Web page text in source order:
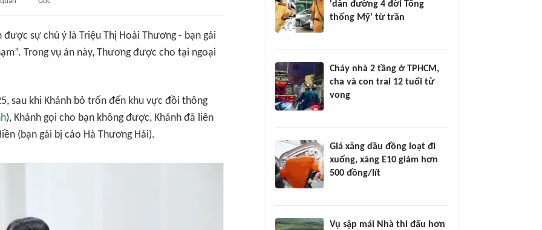
sự chú ý là Triệu Thị Hoài Thương - bạn gái
Trong vụ án này, Thương được cho tại ngoại
sau khi Khánh bỏ trốn đến khu vực đồi thông
), Khánh gọi cho bạn không được, Khánh đã liên
(bạn gái bị cáo Hà Thương Hải).
'dẫn đường 4 đời Tổng
thống Mỹ' từ trần
Cháy nhà 2 tầng ở TPHCM,
cha và con trai 12 tuổi tử
vong
Giá xăng dầu đồng loạt đi
xuống, xăng E10 giảm hơn
500 đồng/lít
Vụ sập mái Nhà thi đấu hơn